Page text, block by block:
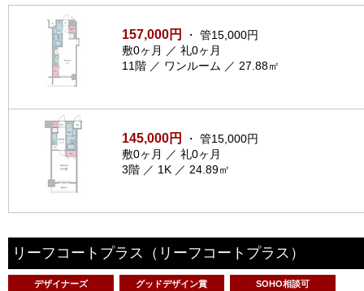
157,000円
・ 管15,000円
敷0ヶ月 ／ 礼0ヶ月
11階 ／ ワンルーム ／ 27.88㎡
145,000円
・ 管15,000円
敷0ヶ月 ／ 礼0ヶ月
3階 ／ 1K ／ 24.89㎡
リーフコートプラス （リーフコートプラス）
デザイナーズ グッドデザイン賞 SOHO相談可